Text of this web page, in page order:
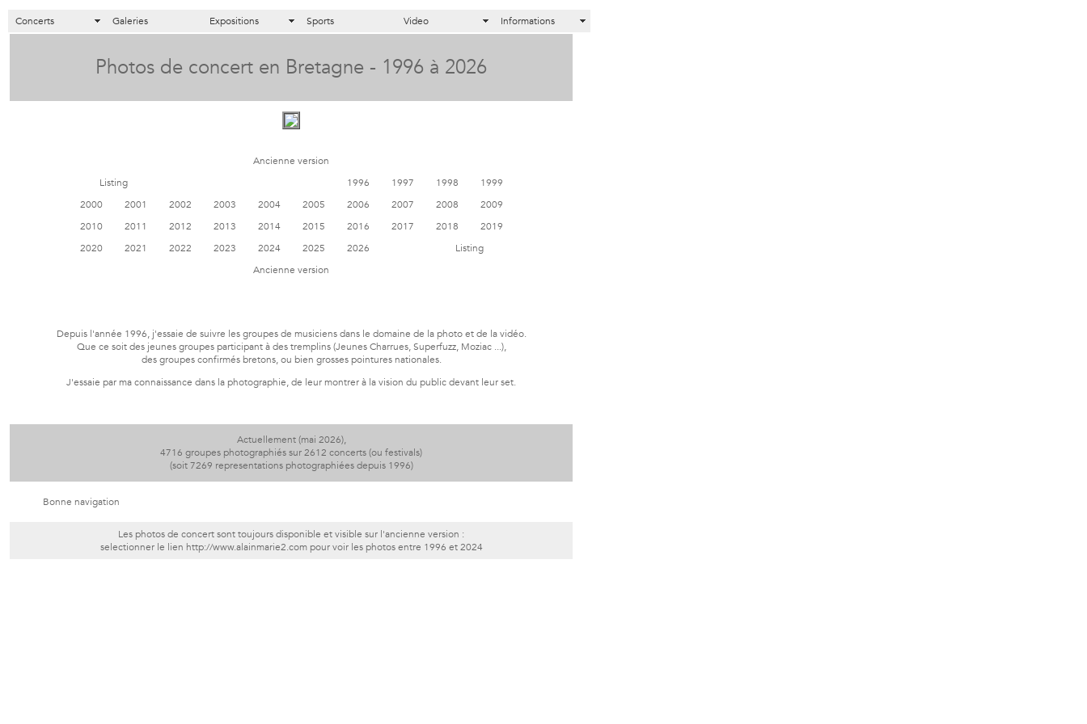
Concerts Galeries Expositions Sports Video Informations
Photos de concert en Bretagne - 1996 à 2026
Ancienne version
Listing
1996 1997 1998
1999
2000
2001 2002 2003 2004 2005 2006 2007 2008
2009
2010
2011 2012 2013 2014 2015 2016 2017 2018
2019
2020
2021 2022 2023 2024 2025 2026
Listing
Ancienne version
Depuis l'année 1996, j'essaie de suivre les groupes de musiciens dans le domaine de la photo et de la vidéo.
Que ce soit des jeunes groupes participant à des tremplins (Jeunes Charrues, Superfuzz, Moziac ...),
des groupes confirmés bretons, ou bien grosses pointures nationales.
J'essaie par ma connaissance dans la photographie, de leur montrer à la vision du public devant leur set.
Actuellement (mai 2026),
4716 groupes photographiés sur 2612 concerts (ou festivals)
(soit 7269 representations photographiées depuis 1996)
Bonne navigation
Les photos de concert sont toujours disponible et visible sur l'ancienne version :
selectionner le lien http://www.alainmarie2.compour voir les photos entre 1996 et 2024